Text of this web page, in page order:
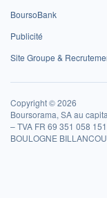
BoursoBank
Publicité
Site Groupe &
Copyright © 2026
Boursorama, SA au
– TVA FR 69 351 058
BOULOGNE